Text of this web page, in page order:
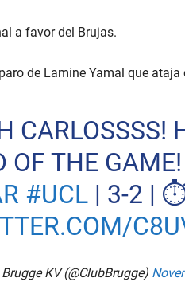
a favor del Brujas.
de Lamine Yamal que ataja
CARLOSSSS!
OF THE GAME!
#UCL| 3-2 | ⏱️
KV (@ClubBrugge)